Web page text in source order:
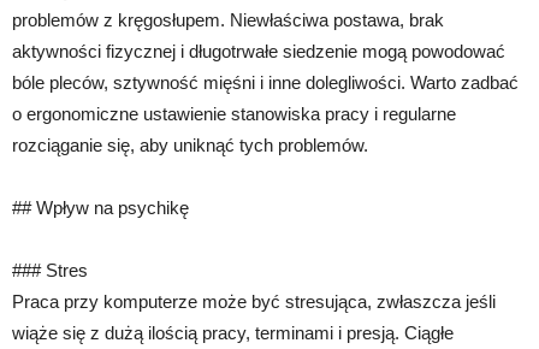
problemów z kręgosłupem. Niewłaściwa postawa, brak
aktywności fizycznej i długotrwałe siedzenie mogą powodować
bóle pleców, sztywność mięśni i inne dolegliwości. Warto zadbać
o ergonomiczne ustawienie stanowiska pracy i regularne
rozciąganie się, aby uniknąć tych problemów.
## Wpływ na psychikę
### Stres
Praca przy komputerze może być stresująca, zwłaszcza jeśli
wiąże się z dużą ilością pracy, terminami i presją. Ciągłe